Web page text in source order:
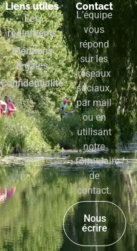
Liens utiles
Les
règlements
Mentions
légales
Confidentialité
Contact
L’équipe
vous
répond
sur les
réseaux
sociaux,
par mail
ou en
utilisant
notre
formulaire
de
contact.
Nous
écrire